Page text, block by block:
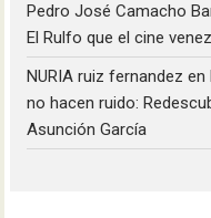
Pedro José Camacho
El Rulfo que el cine
NURIA ruiz fernandez en
no hacen ruido:
Asunción García